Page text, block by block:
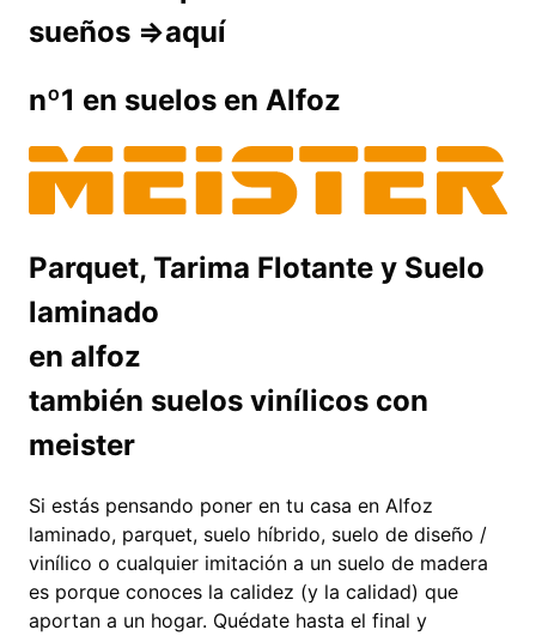
sueños =>aquí
nº1 en suelos en Alfoz
Parquet, Tarima Flotante y Suelo
laminado
en alfoz
también suelos vinílicos con
meister
Si estás pensando poner en tu casa en Alfoz
laminado, parquet, suelo híbrido, suelo de diseño /
vinílico o cualquier imitación a un suelo de madera
es porque conoces la calidez (y la calidad) que
aportan a un hogar. Quédate hasta el final y